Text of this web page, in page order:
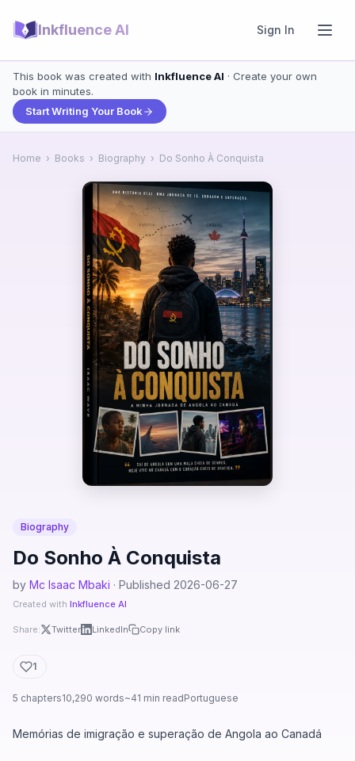
Inkfluence AI Sign In
This book was created with Inkfluence AI · Create your own
book in minutes.
Start Writing Your Book
Home › Books › Biography › Do Sonho À Conquista
Biography
Do Sonho À Conquista
by Mc Isaac Mbaki · Published 2026-06-27
Created with Inkfluence AI
Share: Twitter LinkedIn Copy link
1
5 chapters10,290 words~41 min readPortuguese
Memórias de imigração e superação de Angola ao Canadá